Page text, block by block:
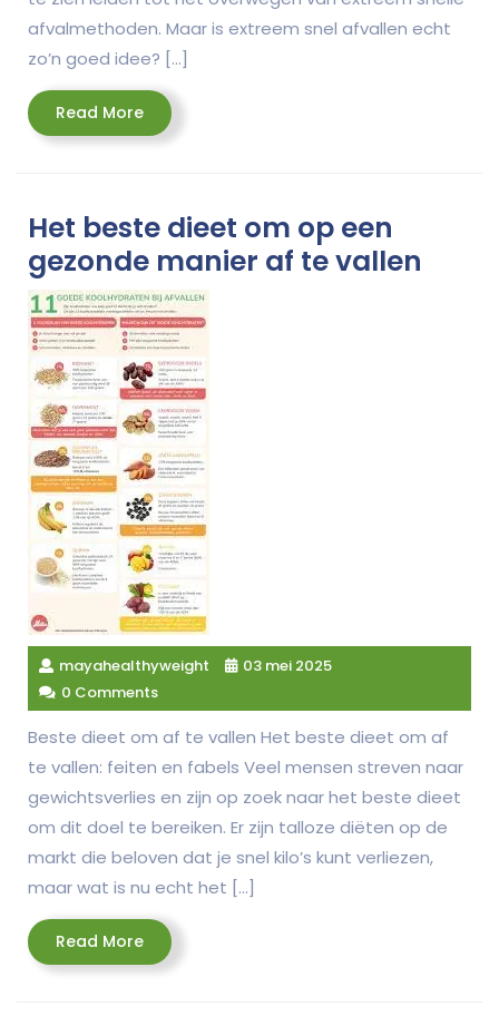
afvalmethoden. Maar is extreem snel afvallen echt
zo’n goed idee? […]
Read MoreRead
More
Het beste dieet om op een
gezonde manier af te vallen
mayahealthyweight
03 mei 2025
0 Comments
Beste dieet om af te vallen Het beste dieet om af
te vallen: feiten en fabels Veel mensen streven naar
gewichtsverlies en zijn op zoek naar het beste dieet
om dit doel te bereiken. Er zijn talloze diëten op de
markt die beloven dat je snel kilo’s kunt verliezen,
maar wat is nu echt het […]
Read MoreRead
More